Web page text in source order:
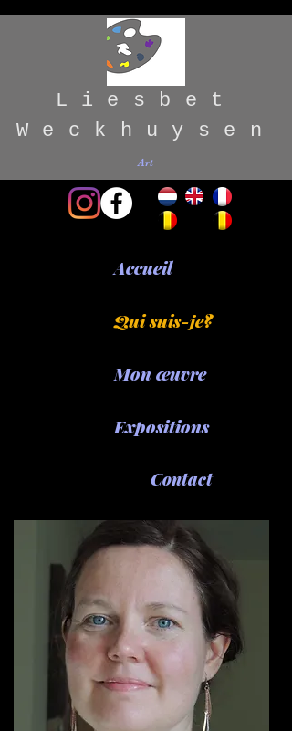
Liesbet
Weckhuysen
Art
Accueil
Qui suis-je?
Mon œuvre
Expositions
Contact